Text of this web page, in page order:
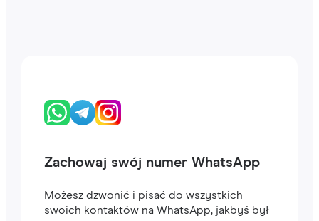
Zachowaj swój numer WhatsApp
Możesz dzwonić i pisać do wszystkich
swoich kontaktów na WhatsApp, jakbyś był